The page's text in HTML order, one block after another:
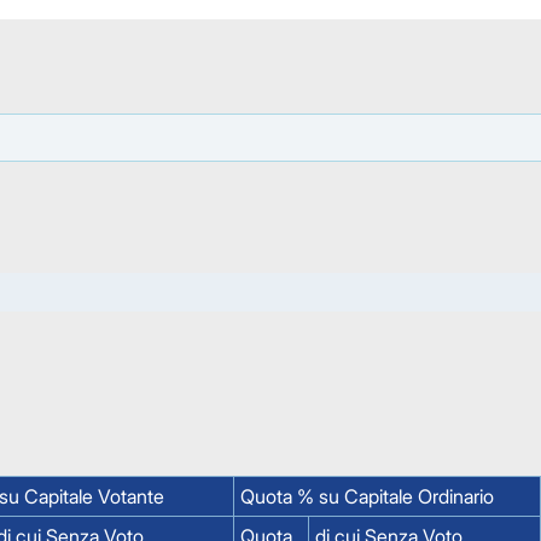
Capitale Votante
Quota % su Capitale Ordinario
cui Senza Voto
Quota
di cui Senza Voto